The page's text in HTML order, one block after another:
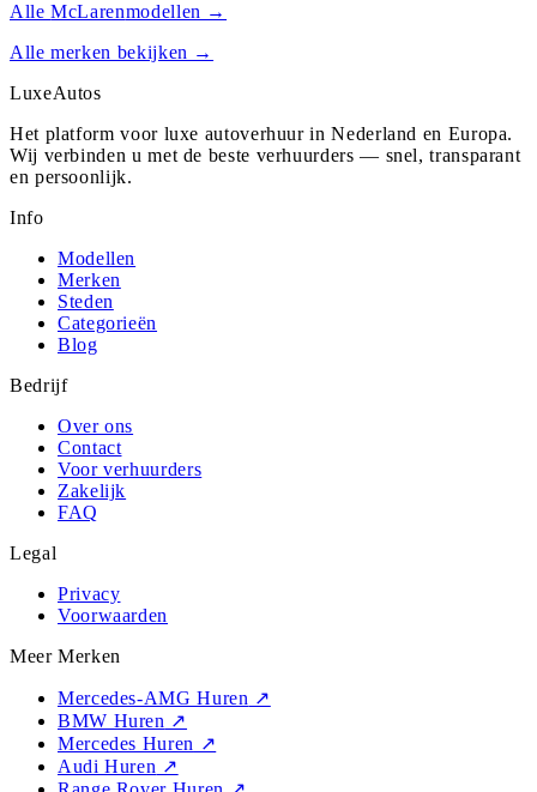
AlleMcLarenmodellen →
Alle merken bekijken →
LuxeAutos
Het platform voor luxe autoverhuur in Nederland en Europa.
Wij verbinden u met de beste verhuurders — snel, transparant
en persoonlijk.
Info
Modellen
Merken
Steden
Categorieën
Blog
Bedrijf
Over ons
Contact
Voor verhuurders
Zakelijk
FAQ
Legal
Privacy
Voorwaarden
Meer Merken
Mercedes-AMG Huren ↗
BMW Huren ↗
Mercedes Huren ↗
Audi Huren ↗